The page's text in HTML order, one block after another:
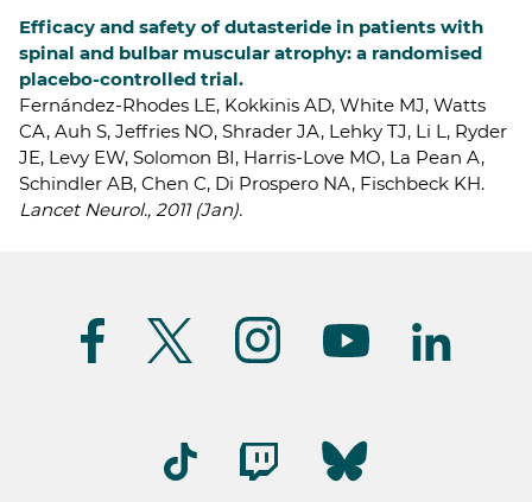
Efficacy and safety of dutasteride in patients with
spinal and bulbar muscular atrophy: a randomised
placebo-controlled trial.
Fernández-Rhodes LE, Kokkinis AD, White MJ, Watts
CA, Auh S, Jeffries NO, Shrader JA, Lehky TJ, Li L, Ryder
JE, Levy EW, Solomon BI, Harris-Love MO, La Pean A,
Schindler AB, Chen C, Di Prospero NA, Fischbeck KH.
Lancet Neurol., 2011 (Jan).